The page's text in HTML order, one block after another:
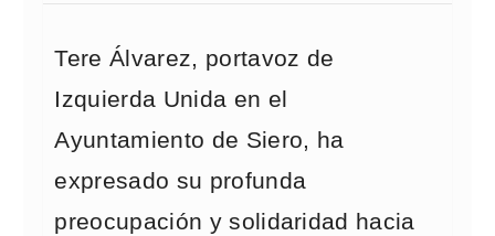
Tere Álvarez, portavoz de
Izquierda Unida en el
Ayuntamiento de Siero, ha
expresado su profunda
preocupación y solidaridad hacia